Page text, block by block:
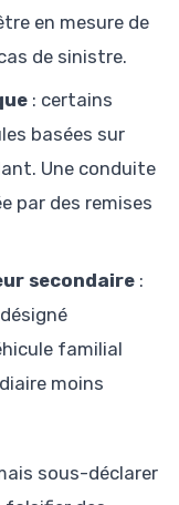
en mesure de
de sinistre.
: certains
basées sur
Une conduite
par des remises
secondaire :
familial
moins
sous-déclarer